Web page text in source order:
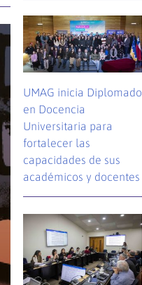
UMAG inicia Diplomado
en Docencia
Universitaria para
fortalecer las
capacidades de sus
académicos y docentes